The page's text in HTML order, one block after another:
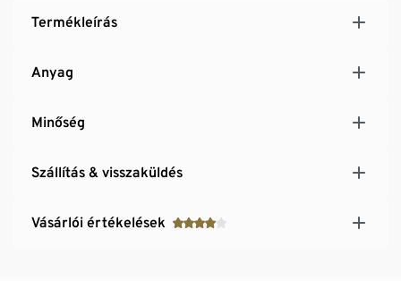
íróasztalra
Termékleírás
Anyag
Minőség
Szállítás & visszaküldés
Vásárlói értékelések